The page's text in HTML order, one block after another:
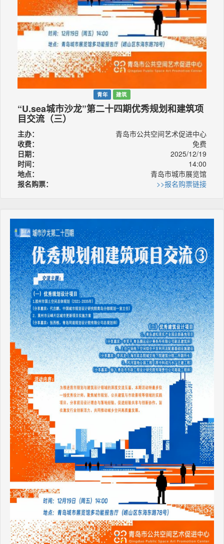
青年 建筑
“U.sea城市沙龙”第二十四期优秀规划和建筑项
目交流（三）
主办：
青岛市公共空间艺术促进中心
收费：
免费
日期：
2025/12/19
时间：
14:00
地点：
青岛市城市展览馆
报名购票：
>>报名购票链接